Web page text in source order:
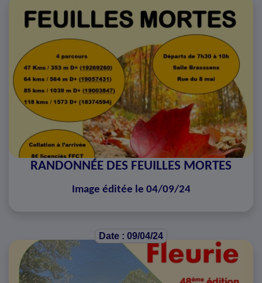
RANDONNÉE DES FEUILLES MORTES
Image éditée le 04/09/24
Date : 09/04/24